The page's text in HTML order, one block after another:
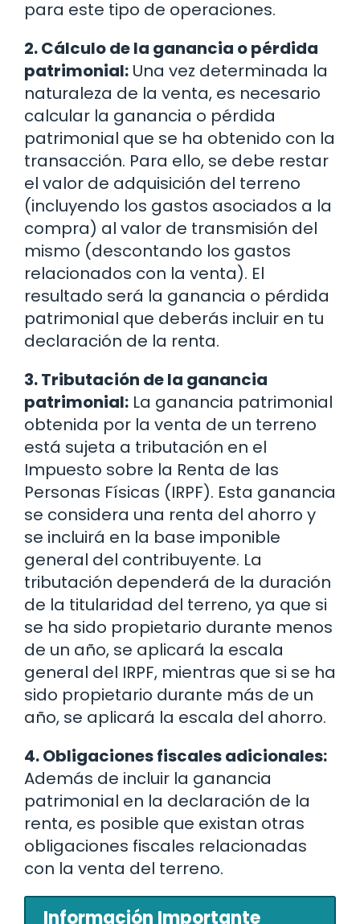
para este tipo de operaciones.
2. Cálculo de la ganancia o pérdida
patrimonial: Una vez determinada la
naturaleza de la venta, es necesario
calcular la ganancia o pérdida
patrimonial que se ha obtenido con la
transacción. Para ello, se debe restar
el valor de adquisición del terreno
(incluyendo los gastos asociados a la
compra) al valor de transmisión del
mismo (descontando los gastos
relacionados con la venta). El
resultado será la ganancia o pérdida
patrimonial que deberás incluir en tu
declaración de la renta.
3. Tributación de la ganancia
patrimonial: La ganancia patrimonial
obtenida por la venta de un terreno
está sujeta a tributación en el
Impuesto sobre la Renta de las
Personas Físicas (IRPF). Esta ganancia
se considera una renta del ahorro y
se incluirá en la base imponible
general del contribuyente. La
tributación dependerá de la duración
de la titularidad del terreno, ya que si
se ha sido propietario durante menos
de un año, se aplicará la escala
general del IRPF, mientras que si se ha
sido propietario durante más de un
año, se aplicará la escala del ahorro.
4. Obligaciones fiscales adicionales:
Además de incluir la ganancia
patrimonial en la declaración de la
renta, es posible que existan otras
obligaciones fiscales relacionadas
con la venta del terreno.
Información Importante